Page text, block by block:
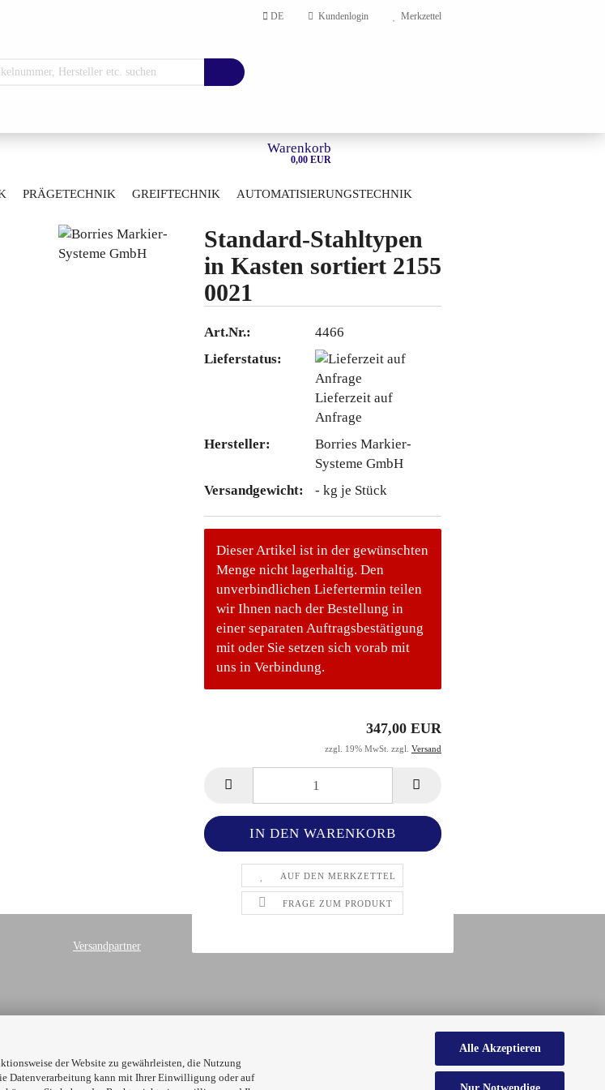
der Website zu gewährleisten, die Nutzung
Datenverarbeitung kann mit Ihrer Einwilligung oder auf
Alle Akzeptieren
DE Kundenlogin
Konto erstellen
Passwort vergessen?
Merkzettel
Warenkorb
0,00 EUR
PRÄGETECHNIK GREIFTECHNIK AUTOMATISIERUNGSTECHNIK
Standard-Stahltypen
in Kasten sortiert 2155
0021
Art.Nr.:
4466
Lieferstatus:
Lieferzeit auf
Anfrage
Hersteller:
Borries Markier-
Systeme GmbH
Versandgewicht:
- kg je Stück
Dieser Artikel ist in der gewünschten
Menge nicht lagerhaltig. Den
unverbindlichen Liefertermin teilen
wir Ihnen nach der Bestellung in
einer separaten Auftragsbestätigung
mit oder Sie setzen sich vorab mit
uns in Verbindung.
347,00 EUR
zzgl. 19% MwSt. zzgl. Versand
AUF DEN MERKZETTEL
FRAGE ZUM PRODUKT
Versandpartner
nur für Gewerbetreibende